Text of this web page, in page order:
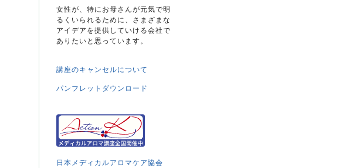
女性が、特にお母さんが元気で明
るくいられるために、さまざまな
アイデアを提供していける会社で
ありたいと思っています。
講座のキャンセルについて
パンフレットダウンロード
日本メディカルアロマケア協会